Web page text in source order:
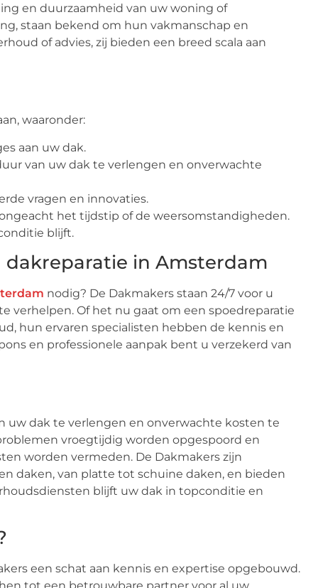
en duurzaamheid van uw woning of
staan bekend om hun vakmanschap en
of advies, zij bieden een breed scala aan
waaronder:
aan uw dak.
van uw dak te verlengen en onverwachte
vragen en innovaties.
het tijdstip of de weersomstandigheden.
blijft.
dakreparatie in Amsterdam
nodig? De Dakmakers staan 24/7 voor u
verhelpen. Of het nu gaat om een spoedreparatie
hun ervaren specialisten hebben de kennis en
en professionele aanpak bent u verzekerd van
uw dak te verlengen en onverwachte kosten te
vroegtijdig worden opgespoord en
worden vermeden. De Dakmakers zijn
daken, van platte tot schuine daken, en bieden
blijft uw dak in topconditie en
een schat aan kennis en expertise opgebouwd.